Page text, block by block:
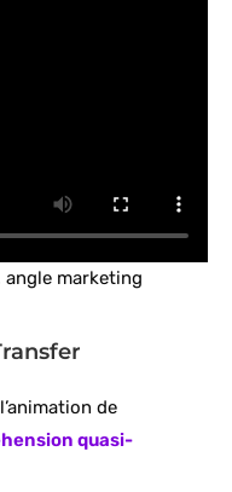
angle marketing
de
quasi-